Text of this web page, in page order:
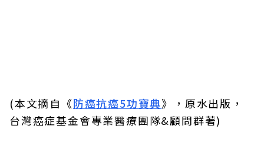
(本文摘自《防癌抗癌5功寶典》，原水出版，
台灣癌症基金會專業醫療團隊&顧問群著)